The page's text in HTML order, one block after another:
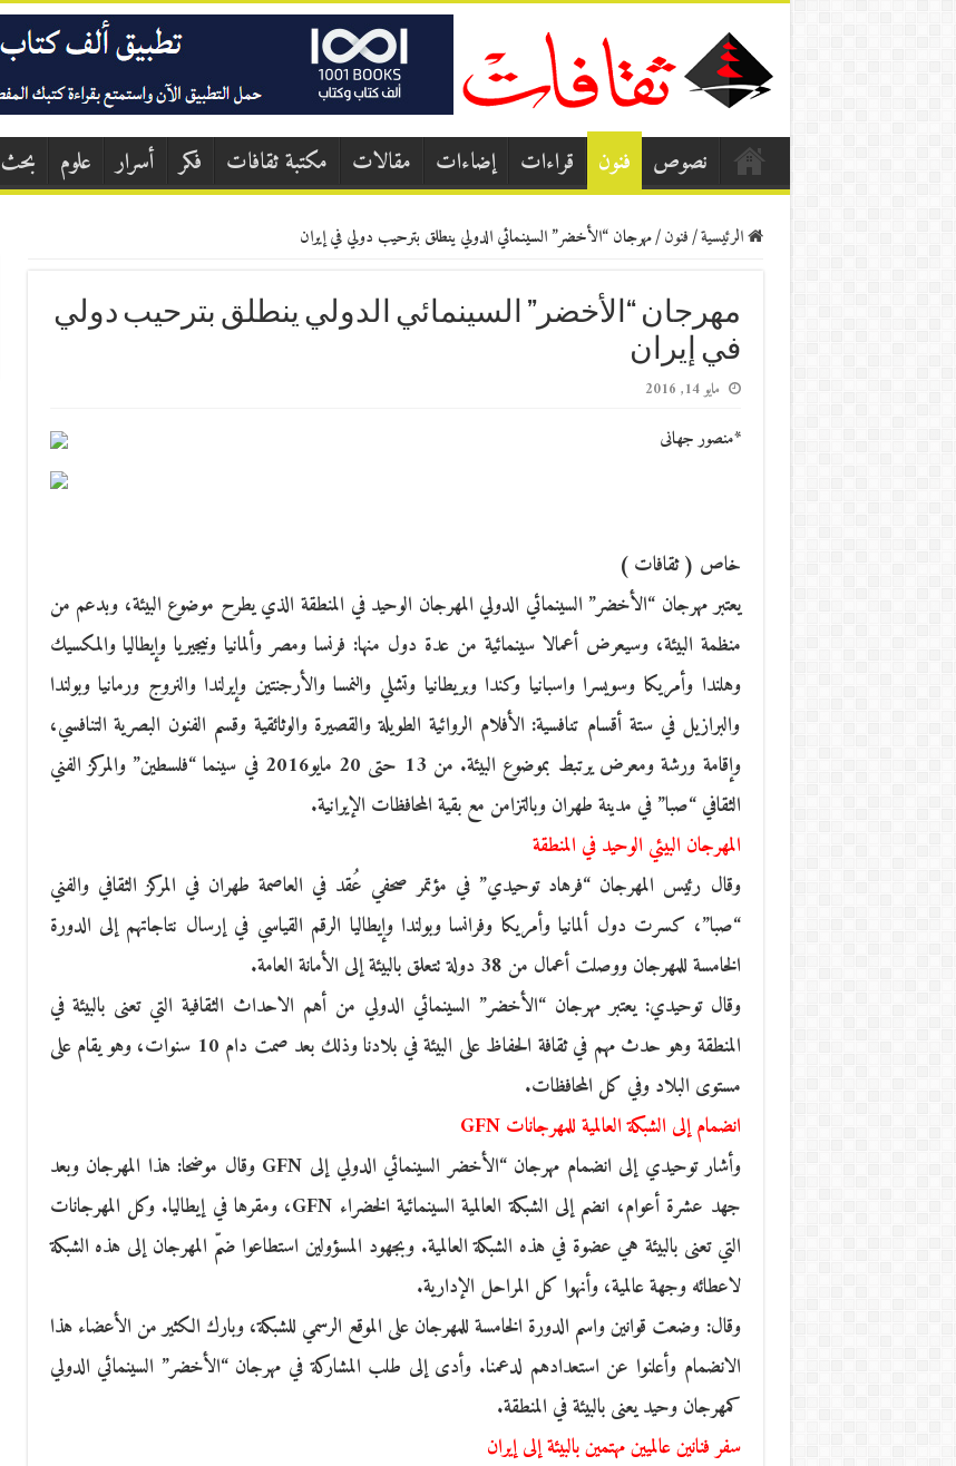
نصوص فنون قراءات إضاءات مقالات مكتبة ثقافات فكر أسرار علوم بحث
الرئيسية/فنون/مهرجان “الأخضر” السينمائي الدولي ينطلق بترحيب دولي في إيران
مهرجان “الأخضر” السينمائي الدولي ينطلق بترحيب دولي
في إيران
مايو 14, 2016
*منصور جهانى
خاص ( ثقافات )
يعتبر مهرجان “الأخضر” السينمائي الدولي المهرجان الوحيد في المنطقة الذي يطرح موضوع البيئة، وبدعم من
منظمة البيئة، وسيعرض أعمالا سينمائية من عدة دول منها: فرنسا ومصر وألمانيا ونيجيريا وإيطاليا والمكسيك
وهلندا وأمريكا وسويسرا واسبانيا وكندا وبريطانيا وتشلي والنمسا والأرجنتين وإيرلندا والنروج ورمانيا وبولندا
والبرازيل في ستة أقسام تنافسية: الأفلام الروائية الطويلة والقصيرة والوثائقية وقسم الفنون البصرية التنافسي،
وإقامة ورشة ومعرض يرتبط بموضوع البيئة. من 13 حتى 20 مايو2016 في سينما “فلسطين” والمركز الفني
الثقافي “صبا” في مدينة طهران وبالتزامن مع بقية المحافظات الإيرانية.
المهرجان البيئي الوحيد في المنطقة
وقال رئيس المهرجان “فرهاد توحيدي” في مؤتمر صحفي عُقد في العاصمة طهران في المركز الثقافي والفني
“صبا”، كسرت دول ألمانيا وأمريكا وفرانسا وبولندا وإيطاليا الرقم القياسي في إرسال نتاجاتهم إلى الدورة
الخامسة للمهرجان ووصلت أعمال من 38 دولة تتعلق بالبيئة إلى الأمانة العامة.
وقال توحيدي: يعتبر مهرجان “الأخضر” السينمائي الدولي من أهم الاحداث الثقافية التي تعنى بالبيئة في
المنطقة وهو حدث مهم في ثقافة الحفاظ على البيئة في بلادنا وذلك بعد صمت دام 10 سنوات، وهو يقام على
مستوى البلاد وفي كل المحافظات.
انضمام إلى الشبكة العالمية للمهرجانات GFN
وأشار توحيدي إلى انضمام مهرجان “الأخضر السينمائي الدولي إلى GFN وقال موضحا: هذا المهرجان وبعد
جهد عشرة أعوام، انضم إلى الشبكة العالمية السينمائية الخضراء GFN، ومقرها في إيطاليا. وكل المهرجانات
التي تعنى بالبيئة هي عضوة في هذه الشبكة العالمية. وبجهود المسؤولين استطاعوا ضمّ المهرجان إلى هذه الشبكة
لاعطائه وجهة عالمية، وأنهوا كل المراحل الإدارية.
وقال: وضعت قوانين واسم الدورة الخامسة للمهرجان على الموقع الرسمي للشبكة، وبارك الكثير من الأعضاء هذا
الانضمام وأعلنوا عن استعدادهم لدعمنا. وأدى إلى طلب المشاركة في مهرجان “الأخضر” السينمائي الدولي
كمهرجان وحيد يعنى بالبيئة في المنطقة.
سفر فنانين عالميين مهتمين بالبيئة إلى إيران